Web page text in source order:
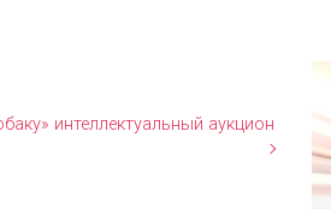
интеллектуальный аукцион